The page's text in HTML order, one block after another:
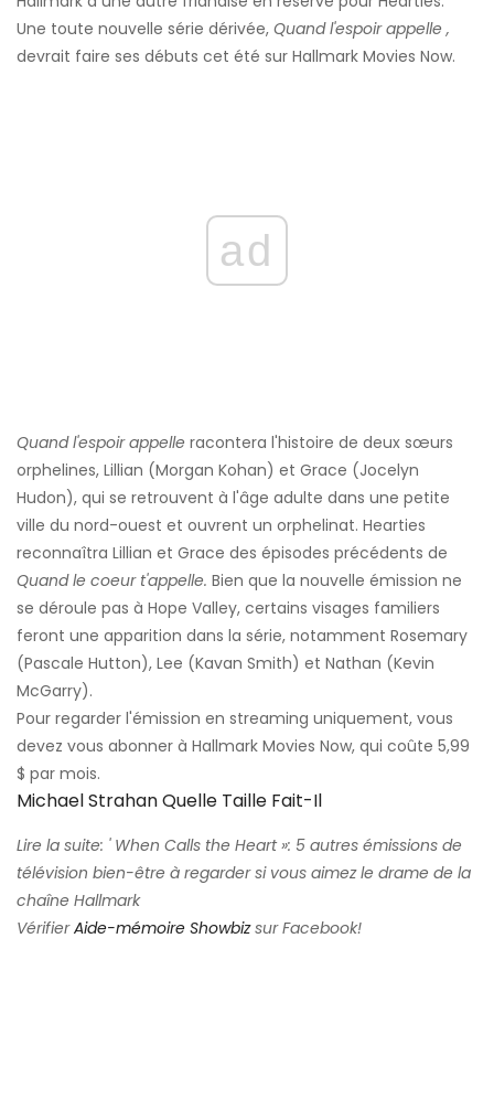
Une toute nouvelle série dérivée, Quand l'espoir appelle ,
devrait faire ses débuts cet été sur Hallmark Movies Now.
ad
Quand l'espoir appelle racontera l'histoire de deux sœurs
orphelines, Lillian (Morgan Kohan) et Grace (Jocelyn
Hudon), qui se retrouvent à l'âge adulte dans une petite
ville du nord-ouest et ouvrent un orphelinat. Hearties
reconnaîtra Lillian et Grace des épisodes précédents de
Quand le coeur t'appelle. Bien que la nouvelle émission ne
se déroule pas à Hope Valley, certains visages familiers
feront une apparition dans la série, notamment Rosemary
(Pascale Hutton), Lee (Kavan Smith) et Nathan (Kevin
McGarry).
Pour regarder l'émission en streaming uniquement, vous
devez vous abonner à Hallmark Movies Now, qui coûte 5,99
$ par mois.
Michael Strahan Quelle Taille Fait-Il
Lire la suite: ' When Calls the Heart »: 5 autres émissions de
télévision bien-être à regarder si vous aimez le drame de la
chaîne Hallmark
VérifierAide-mémoire Showbizsur Facebook!